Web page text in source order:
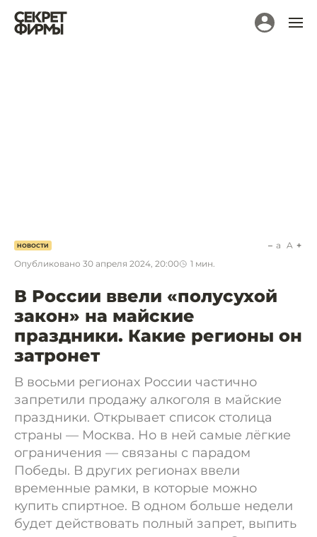
НОВОСТИ
Опубликовано 30 апреля 2024, 20:00 1 мин.
a A
В России ввели «полусухой
закон» на майские
праздники. Какие регионы он
затронет
В восьми регионах России частично
запретили продажу алкоголя в майские
праздники. Открывает список столица
страны — Москва. Но в ней самые лёгкие
ограничения — связаны с парадом
Победы. В других регионах ввели
временные рамки, в которые можно
купить спиртное. В одном больше недели
будет действовать полный запрет, выпить